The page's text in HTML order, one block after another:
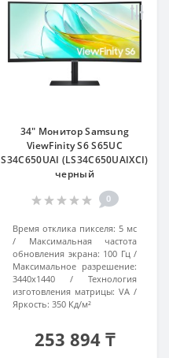
34" Монитор Samsung
ViewFinity S6 S65UC
S34C650UAI (LS34C650UAIXCI)
черный
0
Время отклика пикселя: 5 мс
Максимальная частота
обновления экрана: 100 Гц
Максимальное разрешение:
3440x1440
Технология
изготовления матрицы: VA
Яркость: 350 Кд/м²
253 894 ₸